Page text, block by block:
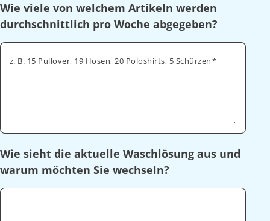
Wie viele von welchem Artikeln werden
durchschnittlich pro Woche abgegeben?
z. B. 15 Pullover, 19 Hosen, 20 Poloshirts, 5 Schürzen
Wie sieht die aktuelle Waschlösung aus und
warum möchten Sie wechseln?